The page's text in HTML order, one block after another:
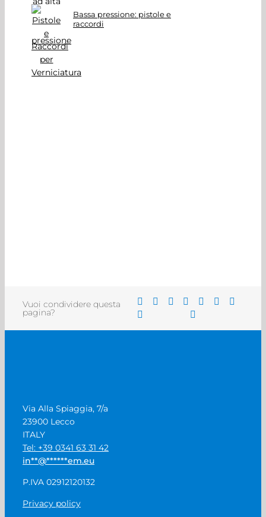
Bassa pressione: pistole e
raccordi
Vuoi condividere questa
pagina?
Via Alla Spiaggia, 7/a
23900 Lecco
ITALY
Tel: +39 0341 63 31 42
in**@******em.eu
P.IVA 02912120132
Privacy policy